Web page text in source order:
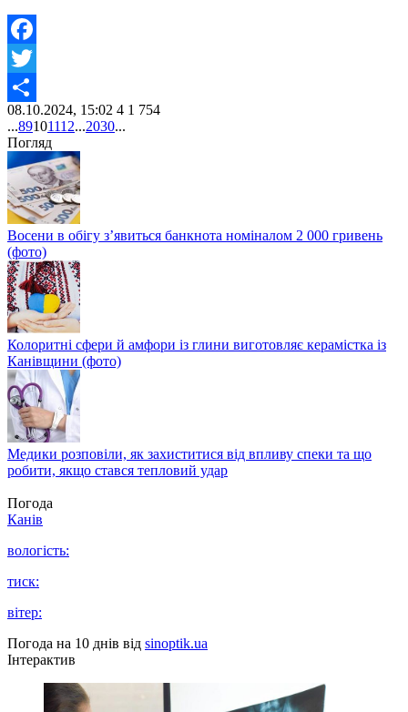
Facebook
Twitter
Share
08.10.2024, 15:02 4 1 754
...89101112...2030...
Погляд
Восени в обігу з’явиться банкнота номіналом 2 000 гривень
(фото)
Колоритні сфери й амфори із глини виготовляє керамістка із
Канівщини (фото)
Медики розповіли, як захиститися від впливу спеки та що
робити, якщо стався тепловий удар
Погода
Канів
вологість:
тиск:
вітер:
Погода на 10 днів від sinoptik.ua
Інтерактив